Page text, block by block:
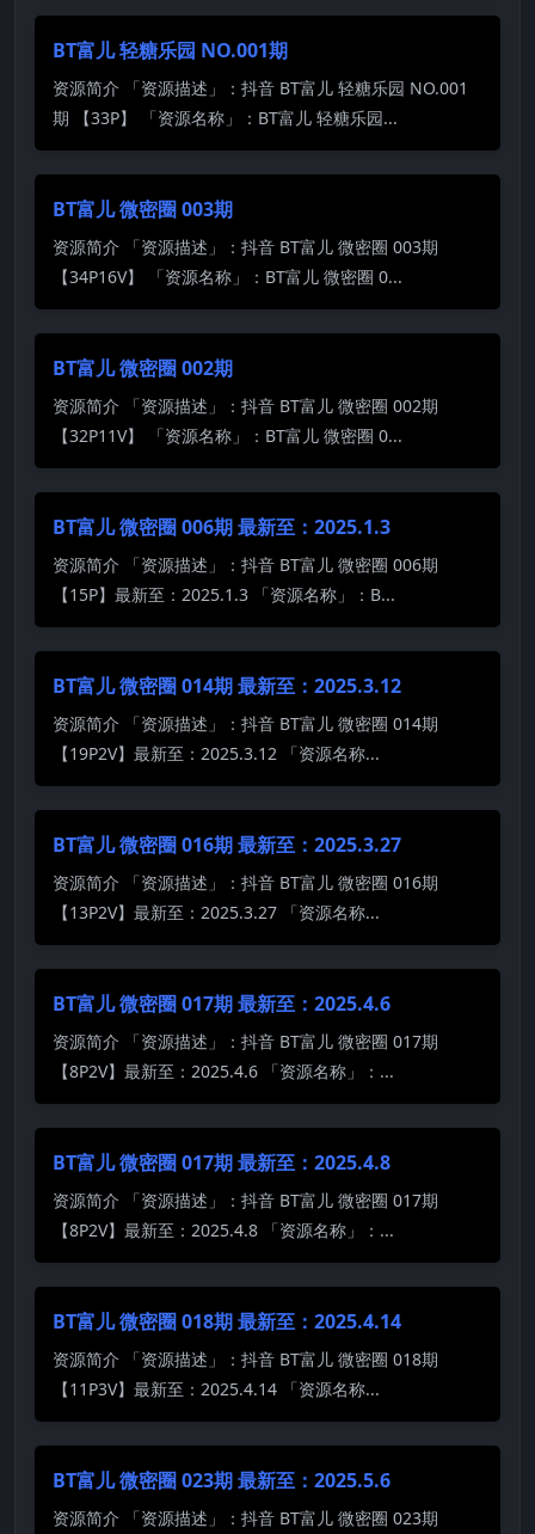
BT富儿 轻糖乐园 NO.001期
资源简介 「资源描述」：抖音 BT富儿 轻糖乐园 NO.001
期 【33P】 「资源名称」：BT富儿 轻糖乐园...
BT富儿 微密圈 003期
资源简介 「资源描述」：抖音 BT富儿 微密圈 003期
【34P16V】 「资源名称」：BT富儿 微密圈 0...
BT富儿 微密圈 002期
资源简介 「资源描述」：抖音 BT富儿 微密圈 002期
【32P11V】 「资源名称」：BT富儿 微密圈 0...
BT富儿 微密圈 006期 最新至：2025.1.3
资源简介 「资源描述」：抖音 BT富儿 微密圈 006期
【15P】最新至：2025.1.3 「资源名称」：B...
BT富儿 微密圈 014期 最新至：2025.3.12
资源简介 「资源描述」：抖音 BT富儿 微密圈 014期
【19P2V】最新至：2025.3.12 「资源名称...
BT富儿 微密圈 016期 最新至：2025.3.27
资源简介 「资源描述」：抖音 BT富儿 微密圈 016期
【13P2V】最新至：2025.3.27 「资源名称...
BT富儿 微密圈 017期 最新至：2025.4.6
资源简介 「资源描述」：抖音 BT富儿 微密圈 017期
【8P2V】最新至：2025.4.6 「资源名称」：...
BT富儿 微密圈 017期 最新至：2025.4.8
资源简介 「资源描述」：抖音 BT富儿 微密圈 017期
【8P2V】最新至：2025.4.8 「资源名称」：...
BT富儿 微密圈 018期 最新至：2025.4.14
资源简介 「资源描述」：抖音 BT富儿 微密圈 018期
【11P3V】最新至：2025.4.14 「资源名称...
BT富儿 微密圈 023期 最新至：2025.5.6
资源简介 「资源描述」：抖音 BT富儿 微密圈 023期